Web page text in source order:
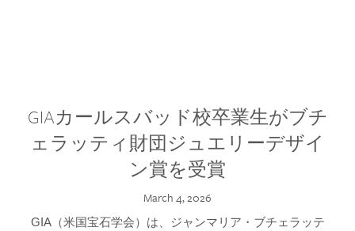
GIAカールスバッド校卒業生がブチ
ェラッティ財団ジュエリーデザイ
ン賞を受賞
March 4, 2026
GIA（米国宝石学会）は、ジャンマリア・ブチェラッテ